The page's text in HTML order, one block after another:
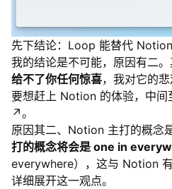
先下结论：Loop 能替代 Notion
我的结论是不可能，原因有二
给不了你任何惊喜，我对它的
要想赶上 Notion 的体验，中间
↗。
原因其二、Notion 主打的概念
打的概念将会是 one in
everywhere），这与 Notion
详细展开这一观点。